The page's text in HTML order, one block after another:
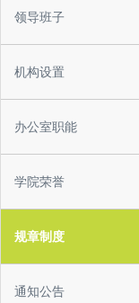
领导班子
机构设置
办公室职能
学院荣誉
规章制度
通知公告